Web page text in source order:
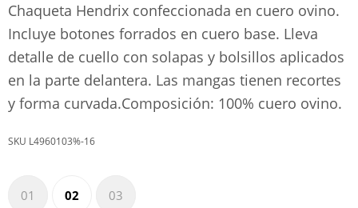
Chaqueta Hendrix confeccionada en cuero ovino.
Incluye botones forrados en cuero base. Lleva
detalle de cuello con solapas y bolsillos aplicados
en la parte delantera. Las mangas tienen recortes
y forma curvada.Composición: 100% cuero ovino.
L4960103%-16
01 02 03